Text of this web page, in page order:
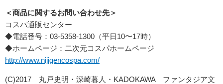
＜商品に関するお問い合わせ先＞
コスパ通販センター
◆電話番号：03-5358-1300（平日10〜17時）
◆ホームページ：二次元コスパホームページ
http://www.nijigencospa.com/
(C)2017 丸戸史明・深崎暮人・KADOKAWA ファンタジア文